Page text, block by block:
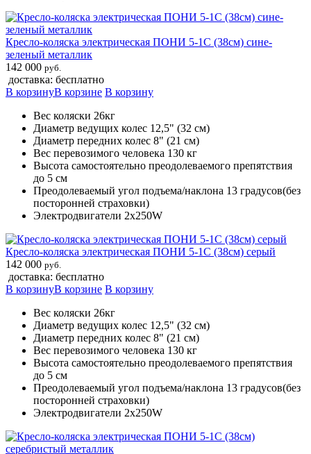
Кресло-коляска электрическая ПОНИ 5-1С (38см) сине-
зеленый металлик
142 000 руб.
доставка: бесплатно
В корзинуВ корзине В корзину
Вес коляски 26кг
Диаметр ведущих колес 12,5" (32 см)
Диаметр передних колес 8" (21 см)
Вес перевозимого человека 130 кг
Высота самостоятельно преодолеваемого препятствия
до 5 см
Преодолеваемый угол подъема/наклона 13 градусов(без
посторонней страховки)
Электродвигатели 2х250W
Кресло-коляска электрическая ПОНИ 5-1С (38см) серый
142 000 руб.
доставка: бесплатно
В корзинуВ корзине В корзину
Вес коляски 26кг
Диаметр ведущих колес 12,5" (32 см)
Диаметр передних колес 8" (21 см)
Вес перевозимого человека 130 кг
Высота самостоятельно преодолеваемого препятствия
до 5 см
Преодолеваемый угол подъема/наклона 13 градусов(без
посторонней страховки)
Электродвигатели 2х250W